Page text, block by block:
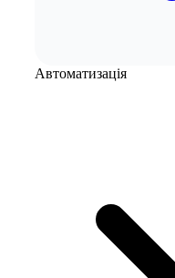
Автоматизація